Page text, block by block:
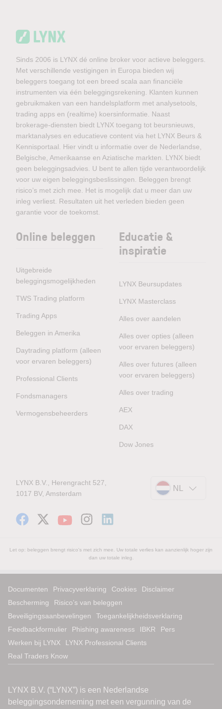
Sinds 2006 is LYNX dé online broker voor actieve beleggers.
Met verschillende vestigingen in Europa bieden wij
beleggers toegang tot een breed scala aan financiële
instrumenten via één beleggingsrekening. Klanten kunnen
gebruikmaken van een handelsplatform met analysetools,
trading apps en (realtime) koersinformatie. Naast
brokerage-diensten biedt LYNX toegang tot beursnieuws,
marktanalyses en educatieve content via het LYNX Beurs &
Kennisportaal. Hier vindt u informatie over de Nederlandse,
Belgische, Amerikaanse en Aziatische markten. LYNX biedt
geen beleggingsadvies. U bent te allen tijde verantwoordelijk
voor uw eigen beleggingsbeslissingen. Beleggen brengt
risico’s met zich mee. Het is mogelijk dat u meer dan uw
inleg verliest. Resultaten uit het verleden bieden geen
garantie voor de toekomst.
Online beleggen
Uitgebreide
beleggingsmogelijkheden
TWS Trading platform
Trading Apps
Beleggen in Amerika
Daytrading platform (alleen
voor ervaren beleggers)
Professional Clients
Fondsmanagers
Vermogensbeheerders
Educatie &
inspiratie
LYNX Beursupdates
LYNX Masterclass
Alles over aandelen
Alles over opties (alleen
voor ervaren beleggers)
Alles over futures (alleen
voor ervaren beleggers)
Alles over trading
AEX
DAX
Dow Jones
LYNX B.V., Herengracht 527,
1017 BV, Amsterdam
NL
Let op: beleggen brengt risico's met zich mee. Uw totale verlies kan aanzienlijk hoger zijn
dan uw totale inleg.
Documenten Privacyverklaring Cookies
Disclaimer
Bescherming
Risico’s van beleggen
Beveiligingsaanbevelingen
Toegankelijkheidsverklaring
Feedbackformulier
Phishing awareness IBKR
Pers
Werken bij LYNX
LYNX Professional Clients
Real Traders Know